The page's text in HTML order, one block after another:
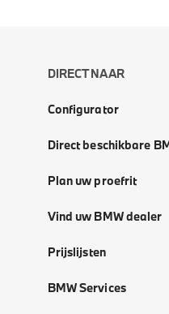
DIRECT NAAR
Configurator
Direct beschikbare
Plan uw proefrit
Vind uw BMW dealer
Prijslijsten
BMW Services